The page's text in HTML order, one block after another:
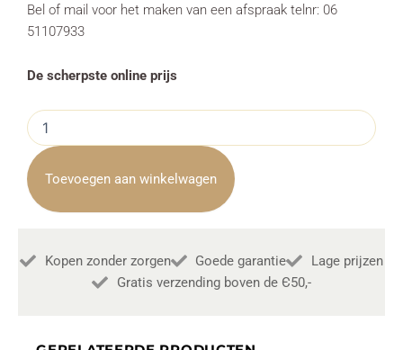
Bel of mail voor het maken van een afspraak telnr: 06
51107933
De scherpste online prijs
Eetkamerstoel
Belmonte
Gognac
Towerliving
aantal
Toevoegen aan winkelwagen
Kopen zonder zorgen Goede garantie
Lage prijzen
Gratis verzending boven de Є50,-